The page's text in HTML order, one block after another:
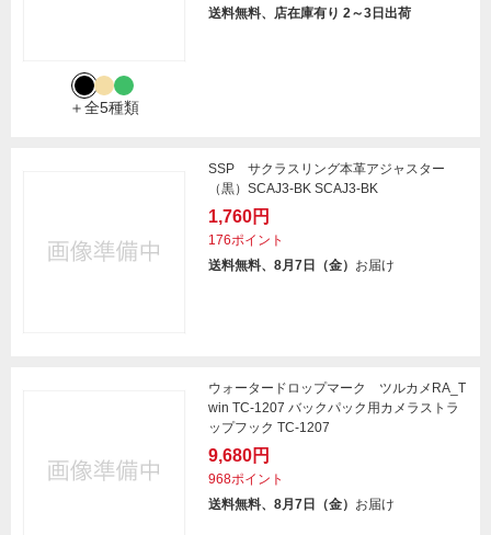
＋全5種類
送料無料、店在庫有り 2～3日出荷
SSP サクラスリング本革アジャスター
（黒）SCAJ3-BK SCAJ3-BK
1,760円
176ポイント
送料無料、8月7日（金） お届け
ウォータードロップマーク ツルカメRA_T
win TC-1207 バックパック用カメラストラ
ップフック TC-1207
9,680円
968ポイント
送料無料、8月7日（金） お届け